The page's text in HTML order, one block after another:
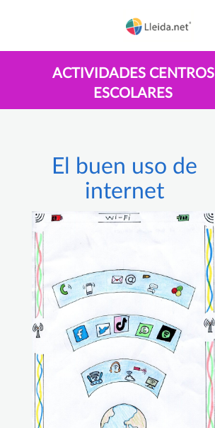
ACTIVIDADES CENTROS
ESCOLARES
El buen uso de
internet